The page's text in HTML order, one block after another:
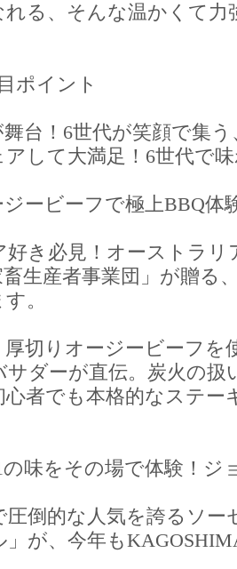
れる、そんな温かくて力
ポイント
台！6世代が笑顔で集
アして大満足！6世代で
ジービーフで極上BBQ体
好き必見！オーストラリ
生産者事業団」が贈る
。
切りオージービーフを
サダーが直伝。炭火の扱
心者でも本格的なステ
の味をその場で体験！
圧倒的な人気を誇るソ
が、今年も